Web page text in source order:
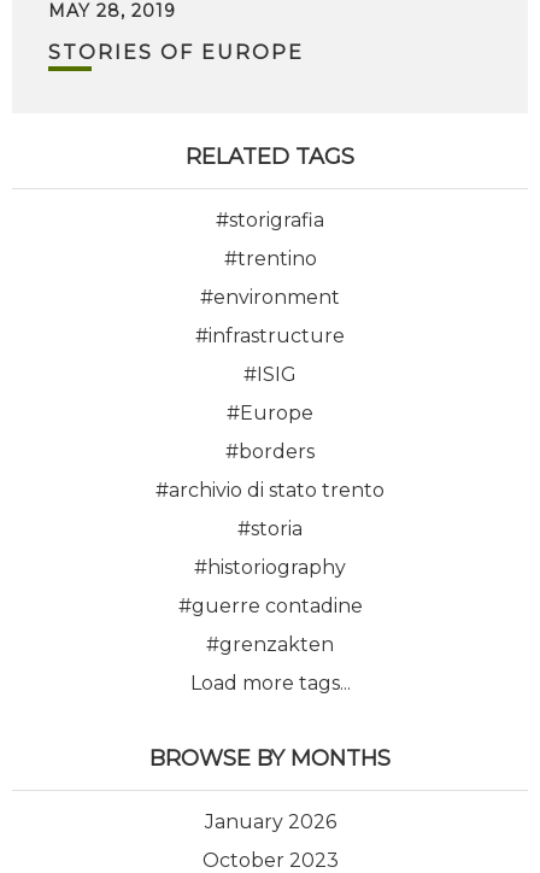
MAY 28, 2019
STORIES OF EUROPE
RELATED TAGS
#storigrafia
#trentino
#environment
#infrastructure
#ISIG
#Europe
#borders
#archivio di stato trento
#storia
#historiography
#guerre contadine
#grenzakten
Load more tags...
BROWSE BY MONTHS
January 2026
October 2023